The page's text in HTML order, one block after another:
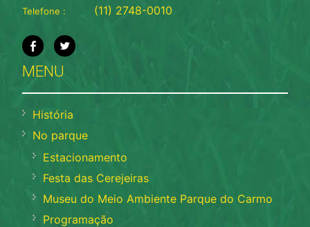
Telefone : (11) 2748-0010
MENU
História
No parque
Estacionamento
Festa das Cerejeiras
Museu do Meio Ambiente Parque do Carmo
Programação